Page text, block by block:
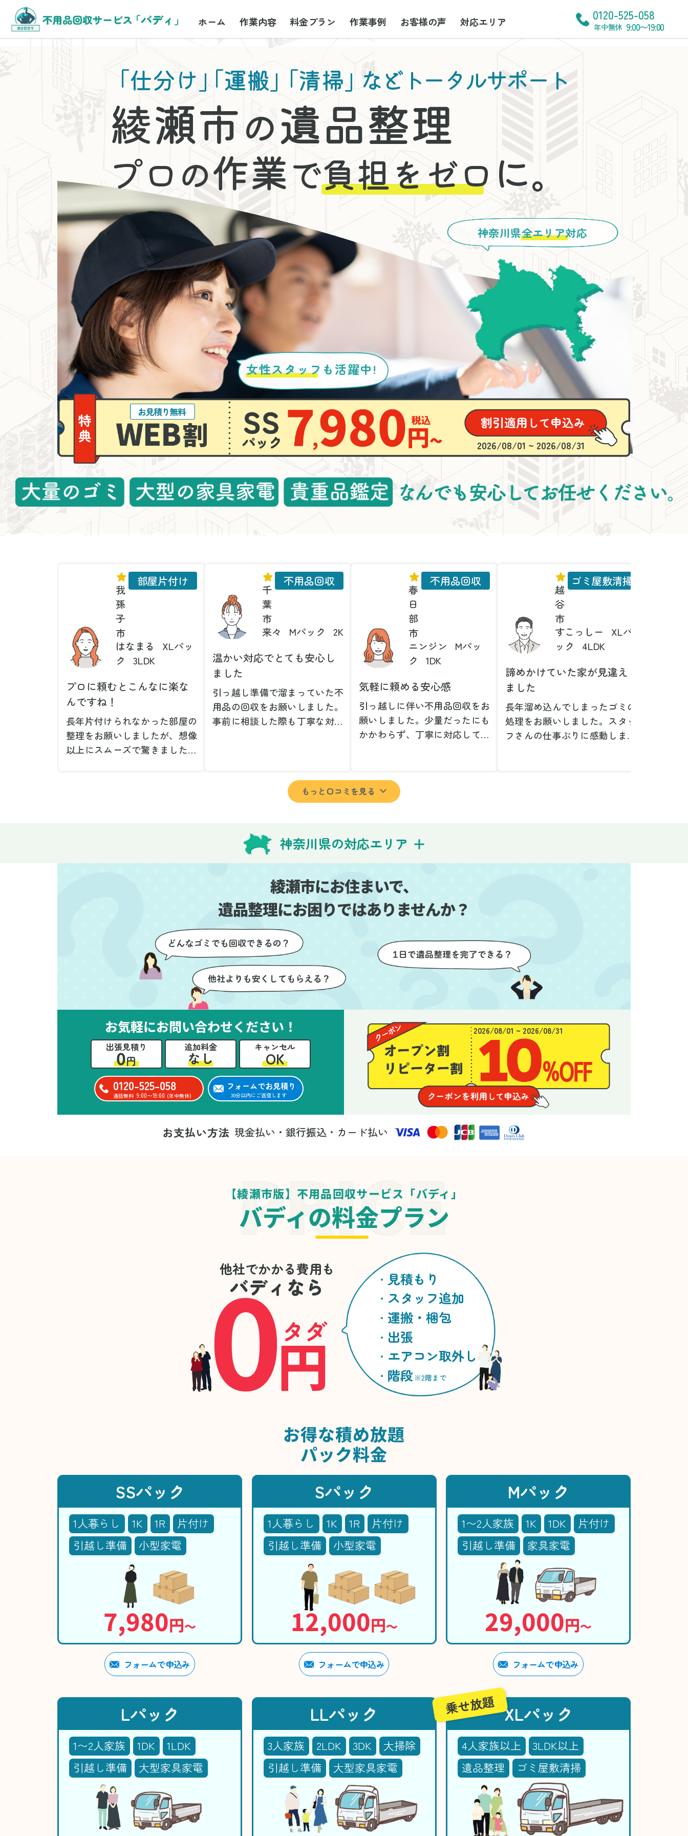
ホーム 作業内容 料金プラン 作業事例 お客様の声 対応エリア 0120-525-058
年中無休 9:00〜19:00
「仕分け」「運搬」「清掃」などトータルサポート
綾瀬市の遺品整理
プロの作業で負担をゼロ に。
2026/08/01 ~ 2026/08/31
女性スタッフ も活躍中!
神奈川県全エリア対応
我
孫
子
市
はなまる
XLパッ
ク
3LDK
部屋片付け
プロに頼むとこんなに楽な
んですね！
長年片付けられなかった部屋の
整理をお願いしましたが、想像
以上にスムーズで驚きました。
の力を実感しました。
す。家族それぞれが必要なもの
を確認しながら進めることがで
き、安心感を持って作業をお任
せできました。さらに、作業終
了後には部屋全体を清掃してい
ただき、まるで新しい家のよう
な清潔感に感動しました。
千
葉
市
来々
Mパック 2K
不用品回収
温かい対応でとても安心し
ました
引っ越し準備で溜まっていた不
用品の回収をお願いしました。
事前に相談した際も丁寧な対応
いものが多かったのですが、手
際よく対応していただき驚きま
ださり、作業の流れや注意点を
しっかり説明していただけたの
で、こちらも安心感を持って作
業を見守ることができました。
運び出しの際も、壁や床を傷つ
けないように細心の注意を払っ
ていただき、家全体がスムーズ
に片付いていくのがとても嬉し
かったです。作業が終わった後
には、こちらからお願いしなく
ても部屋を簡単に清掃していた
だけたのも好印象でした。
さらに、分別の仕方やリサイク
ル可能なものについても教えて
いただき、今後の片付けにも役
立つ知識が増えました。また何
かあれば、ぜひお願いしたいと
思っています。心のこもったサ
ービスをありがとうございまし
春
日
部
市
ニンジン
Mパッ
ク
1DK
不用品回収
気軽に頼める安心感
引っ越しに伴い不用品回収をお
願いしました。少量だったにも
かかわらず、丁寧に対応してい
じてくださり、次回もぜひお願
いしたいと思いました。
特に、自分では持ち運べない重
業を終えることができました。
事前に見積もりを取った時の価
格がそのままだったので、追加
費用を気にする必要もなく安心
できました。引っ越し後の片付
けが想像以上に早く終わり、新
とができました。
越
谷
市
すこっしー
XLパ
ック
4LDK
ゴミ屋敷清掃
諦めかけていた家が見違え
ました
長年溜め込んでしまったゴミの
処理をお願いしました。スタッ
フさんの仕事ぶりに感動しまし
ぐに相談に乗ってくださり、一
良かったと思います。
もっと口コミを見る
神奈川県の対応エリア
綾瀬市にお住まいで、
遺品整理にお困りではありませんか？
お気軽にお問い合わせください！
出張見積り
0円
追加料金
なし
キャンセル
OK
0120-525-058
通話無料 9:00〜19:00 (年中無休)
フォームでお見積り
30分以内にご返信します
2026/08/01 ~ 2026/08/31
お支払い方法 現金払い・銀行振込・カード払い
【綾瀬市版】不用品回収サービス「バディ」
バディの料金プラン
他社でかかる費用も
バディなら
0円
タダ
見積もり
スタッフ追加
運搬・梱包
出張
エアコン取外し
階段 ※2階まで
お得な積め放題
パック料金
SSパック
1人暮らし 1K 1R
片付け
引越し準備
小型家電
7,980円〜
フォームで申込み
Sパック
1人暮らし 1K 1R
片付け
引越し準備
小型家電
12,000円〜
フォームで申込み
Mパック
1〜2人家族 1K 1DK
片付け
引越し準備
家具家電
29,000円〜
フォームで申込み
Lパック
1〜2人家族 1DK
1LDK
引越し準備
大型家具家電
LLパック
3人家族 2LDK 3DK
大掃除
引越し準備
大型家具家電
XLパック
4人家族以上
3LDK以上
遺品整理
ゴミ屋敷清掃
乗せ放題